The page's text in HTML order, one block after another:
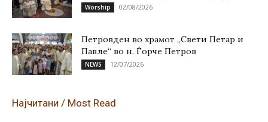
Worship 02/08/2026
Петровден во храмот „Свети Петар и
Павле“ во н. Ѓорче Петров
NEWS 12/07/2026
Најчитани / Most Read